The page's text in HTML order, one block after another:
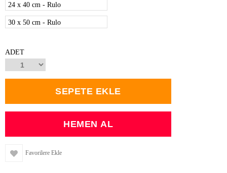
24 x 40 cm - Rulo
30 x 50 cm - Rulo
ADET
Favorilere Ekle